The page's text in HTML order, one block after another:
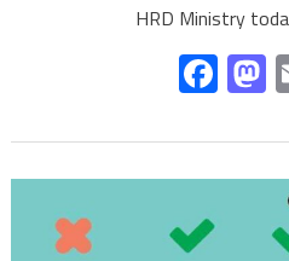
HRD Ministry